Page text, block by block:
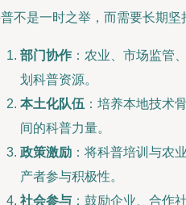
不是一时之举，而需要长期坚
部门协作：农业、市场监管
划科普资源。
本土化队伍 ：培养本地技术
间的科普力量。
政策激励 ：将科普培训与农
产者参与积极性。
社会参与 ：鼓励企业、合作